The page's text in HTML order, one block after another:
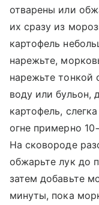
отварены или
их сразу из
картофель
нарежьте,
нарежьте тонкой
воду или бульон,
картофель,
огне примерно
На сковороде
обжарьте лук до
затем добавьте
минуты, пока